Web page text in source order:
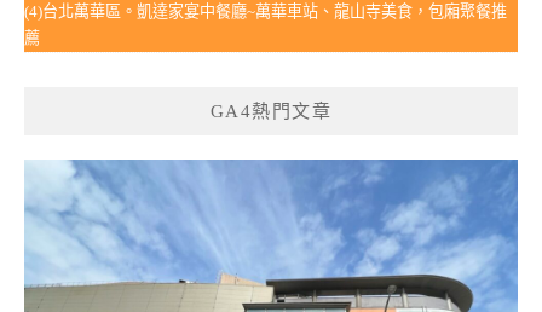
(4)台北萬華區。凱達家宴中餐廳~萬華車站、龍山寺美食，包廂聚餐推
薦
GA4熱門文章